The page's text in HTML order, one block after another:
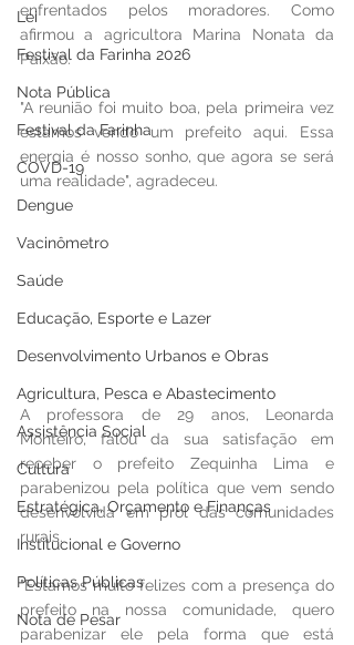
Lei
Festival da Farinha 2026
Nota Pública
Festival da Farinha
COVD-19
Dengue
Vacinômetro
Saúde
Educação, Esporte e Lazer
Desenvolvimento Urbanos e Obras
Agricultura, Pesca e Abastecimento
Assistência Social
Cultura
Estratégica, Orçamento e Finanças
Institucional e Governo
Políticas Públicas
Nota de Pesar
enfrentados pelos moradores. Como
afirmou a agricultora Marina Nonata da
Paixão.
"A reunião foi muito boa, pela primeira vez
estamos vendo um prefeito aqui. Essa
energia é nosso sonho, que agora se será
uma realidade", agradeceu.
A professora de 29 anos, Leonarda
Monteiro, falou da sua satisfação em
receber o prefeito Zequinha Lima e
parabenizou pela política que vem sendo
desenvolvida em prol das comunidades
rurais.
"Estamos muito felizes com a presença do
prefeito na nossa comunidade, quero
parabenizar ele pela forma que está